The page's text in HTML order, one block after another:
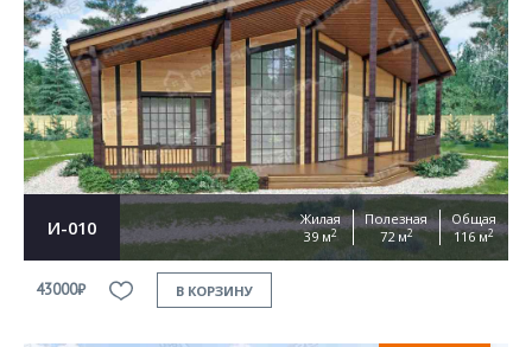
И-010
Жилая
39 м2
Полезная
72 м2
Общая
116 м2
43000₽ В КОРЗИНУ